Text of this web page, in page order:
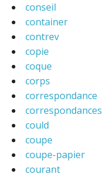
conseil
container
contrev
copie
coque
corps
correspondance
correspondances
could
coupe
coupe-papier
courant